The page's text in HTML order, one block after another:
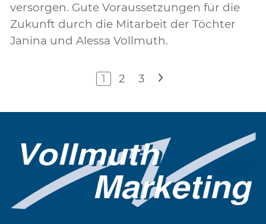
versorgen. Gute Voraussetzungen für die
Zukunft durch die Mitarbeit der Töchter
Janina und Alessa Vollmuth.
1 2 3 >